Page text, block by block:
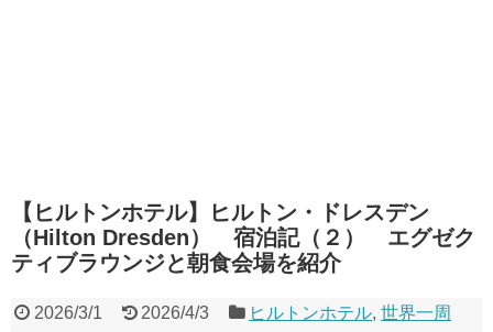
【ヒルトンホテル】ヒルトン・ドレスデン
（Hilton Dresden） 宿泊記（２） エグゼク
ティブラウンジと朝食会場を紹介
2026/3/1 2026/4/3 ヒルトンホテル,世界一周